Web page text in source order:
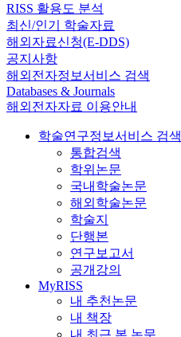
RISS 활용도 분석
최신/인기 학술자료
해외자료신청(E-DDS)
공지사항
해외전자정보서비스 검색
Databases & Journals
해외전자자료 이용안내
학술연구정보서비스 검색
통합검색
학위논문
국내학술논문
해외학술논문
학술지
단행본
연구보고서
공개강의
MyRISS
내 추천논문
내 책장